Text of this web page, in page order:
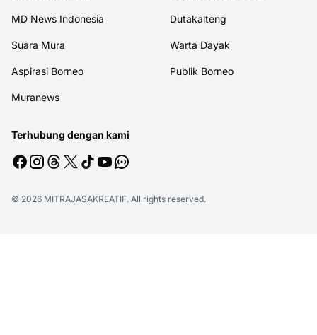
MD News Indonesia Dutakalteng
Suara Mura Warta Dayak
Aspirasi Borneo Publik Borneo
Muranews
Terhubung dengan kami
© 2026 MITRAJASAKREATIF. All rights reserved.